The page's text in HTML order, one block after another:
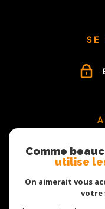
SE
Comme
utilise
On aimerait vous
votre